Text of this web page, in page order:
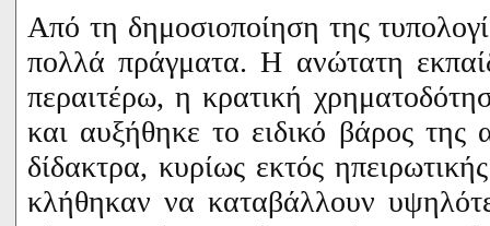
Από τη δημοσιοποίηση της
πολλά πράγματα. Η ανώτατη
περαιτέρω, η κρατική
και αυξήθηκε το ειδικό βάρος
δίδακτρα, κυρίως εκτός
κλήθηκαν να καταβάλλουν